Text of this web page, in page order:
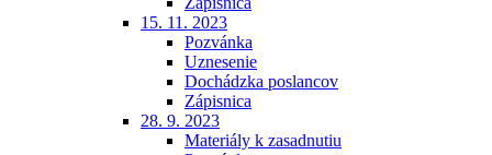
15. 11. 2023
Pozvánka
Uznesenie
Dochádzka poslancov
Zápisnica
28. 9. 2023
Materiály k zasadnutiu